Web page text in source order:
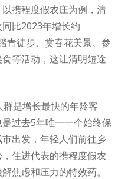
携程度假农庄为例，清
比2023年增长约
青徒步、赏春花美景、参
等活动，这让清明短途
是增长最快的年龄客
过去5年唯一一个始终保
出发，年轻人们前往乡
住进代表的携程度假农
焦虑和压力的特效药。